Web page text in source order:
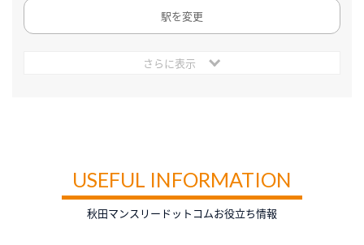
駅を変更
さらに表示
USEFUL INFORMATION
秋田マンスリードットコムお役立ち情報